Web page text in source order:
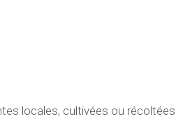
locales, cultivées ou